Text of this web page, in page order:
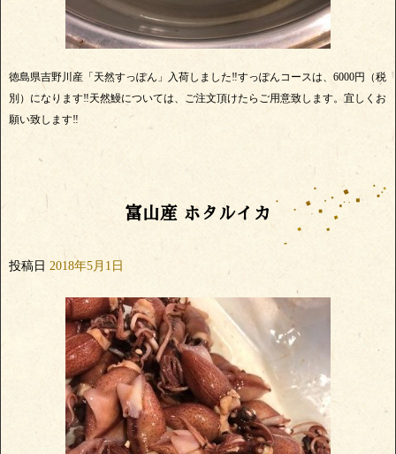
徳島県吉野川産「天然すっぽん」入荷しました‼️すっぽんコースは、6000円（税
別）になります‼️天然鰻については、ご注文頂けたらご用意致します。宜しくお
願い致します‼️
富山産 ホタルイカ
投稿日 2018年5月1日